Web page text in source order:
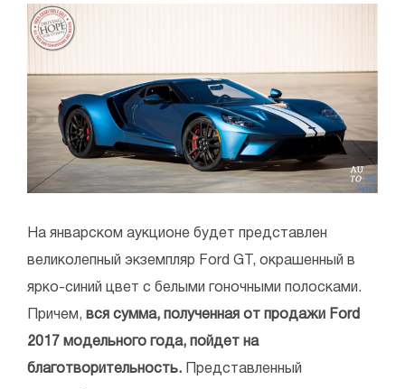
На январском аукционе будет представлен
великолепный экземпляр Ford GT, окрашенный в
ярко-синий цвет с белыми гоночными полосками.
Причем, вся сумма, полученная от продажи Ford
2017 модельного года, пойдет на
благотворительность. Представленный